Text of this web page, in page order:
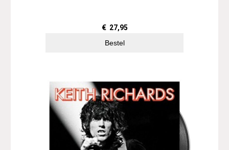
l
e
a
t
t
e
r
e
€ 27,95
Bestel